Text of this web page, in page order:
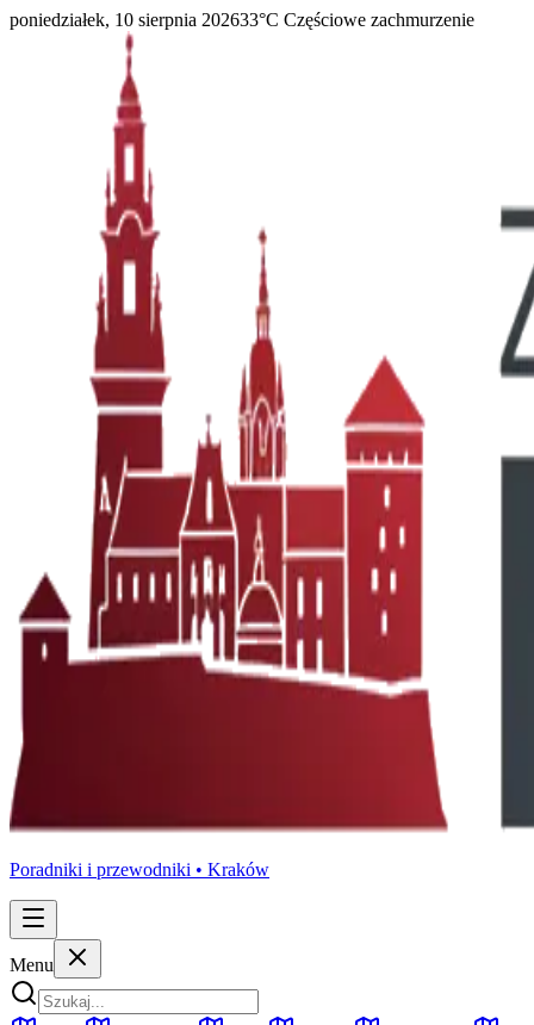
poniedziałek, 10 sierpnia 202633°C Częściowe zachmurzenie
Poradniki i przewodniki • Kraków
Menu